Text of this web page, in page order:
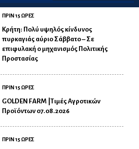
ΠΡΙΝ 15 ΩΡΕΣ
Κρήτη: Πολύ υψηλός κίνδυνος
πυρκαγιάς αύριο Σάββατο – Σε
επιφυλακή ο μηχανισμός Πολιτικής
Προστασίας
ΠΡΙΝ 15 ΩΡΕΣ
GOLDEN FARM |Τιμές Αγροτικών
Προϊόντων 07.08.2026
ΠΡΙΝ 15 ΩΡΕΣ